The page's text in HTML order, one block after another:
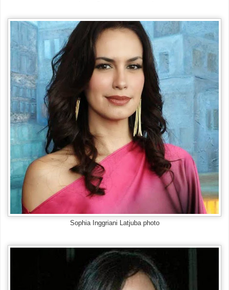
Sophia Inggriani Latjuba photo